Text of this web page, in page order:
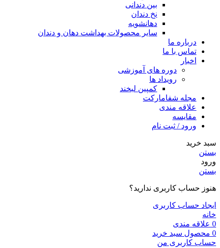
بین دندانی
نخ دندان
دهانشویه
سایر محصولات بهداشت دهان و دندان
درباره ما
تماس با ما
اخبار
دوره های آموزشی
رویداد ها
کمپین لبخند
مجله شفامارکت
علاقه مندی
مقایسه
ورود / ثبت نام
سبد خرید
بستن
ورود
بستن
هنوز حساب کاربری ندارید؟
ایجاد حساب کاربری
خانه
0 علاقه مندی
0 محصول سبد خرید
حساب کاربری من